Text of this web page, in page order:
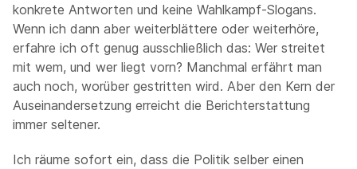
konkrete Antworten und keine Wahlkampf-Slogans.
Wenn ich dann aber weiterblättere oder weiterhöre,
erfahre ich oft genug ausschließlich das: Wer streitet
mit wem, und wer liegt vorn? Manchmal erfährt man
auch noch, worüber gestritten wird. Aber den Kern der
Auseinandersetzung erreicht die Berichterstattung
immer seltener.
Ich räume sofort ein, dass die Politik selber einen